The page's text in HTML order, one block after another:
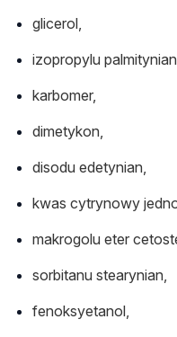
glicerol,
izopropylu
karbomer,
dimetykon,
disodu edetynian,
kwas cytrynowy
makrogolu eter
sorbitanu stearynian,
fenoksyetanol,